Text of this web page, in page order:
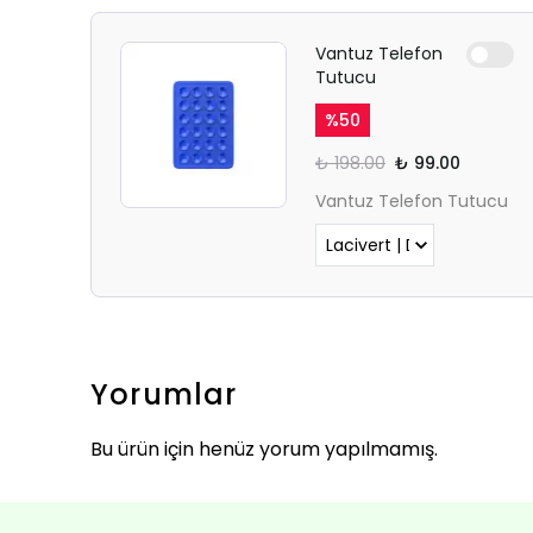
Vantuz Telefon
Tutucu
%50
₺ 198.00 ₺ 99.00
Vantuz Telefon Tutucu
Yorumlar
Bu ürün için henüz yorum yapılmamış.